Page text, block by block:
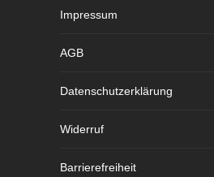
Impressum
AGB
Datenschutzerklärung
Widerruf
Barrierefreiheit